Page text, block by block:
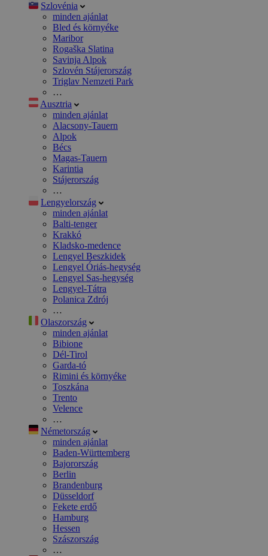
Szlovénia
minden ajánlat
Bled és környéke
Maribor
Rogaška Slatina
Savinja Alpok
Szlovén Stájerország
Triglav Nemzeti Park
…
Ausztria
minden ajánlat
Alacsony-Tauern
Alpok
Bécs
Magas-Tauern
Karintia
Stájerország
…
Lengyelország
minden ajánlat
Balti-tenger
Krakkó
Kladsko-medence
Lengyel Beszkidek
Lengyel Óriás-hegység
Lengyel Sas-hegység
Lengyel-Tátra
Polanica Zdrój
…
Olaszország
minden ajánlat
Bibione
Dél-Tirol
Garda-tó
Rimini és környéke
Toszkána
Trento
Velence
…
Németország
minden ajánlat
Baden-Württemberg
Bajorország
Berlin
Brandenburg
Düsseldorf
Fekete erdő
Hamburg
Hessen
Szászország
…